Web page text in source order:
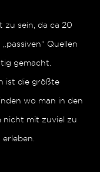
zu sein, da ca 20
Quellen
gemacht.
ist die größte
wo man in den
nicht mit zuviel zu